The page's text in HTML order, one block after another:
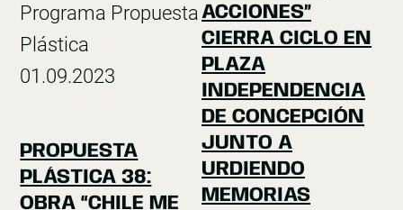
Programa Propuesta
Plástica
01.09.2023
PROPUESTA
PLÁSTICA 38:
OBRA “CHILE ME
ACCIONES”
CIERRA CICLO EN
PLAZA
INDEPENDENCIA
DE CONCEPCIÓN
JUNTO A
URDIENDO
MEMORIAS